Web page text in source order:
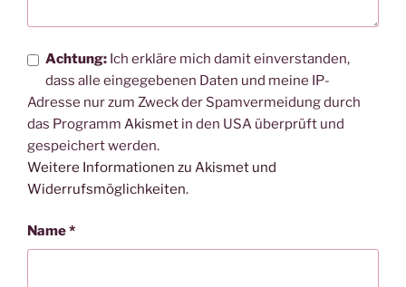
Achtung: Ich erkläre mich damit einverstanden,
dass alle eingegebenen Daten und meine IP-
Adresse nur zum Zweck der Spamvermeidung durch
das Programm Akismet in den USA überprüft und
gespeichert werden.
Weitere Informationen zu Akismet und
Widerrufsmöglichkeiten.
Name*